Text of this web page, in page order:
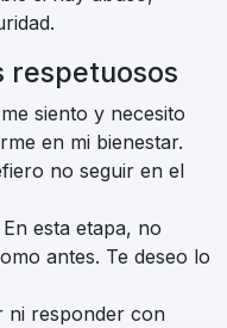
respetuosos
siento y necesito
en mi bienestar.
no seguir en el
esta etapa, no
antes. Te deseo lo
ni responder con